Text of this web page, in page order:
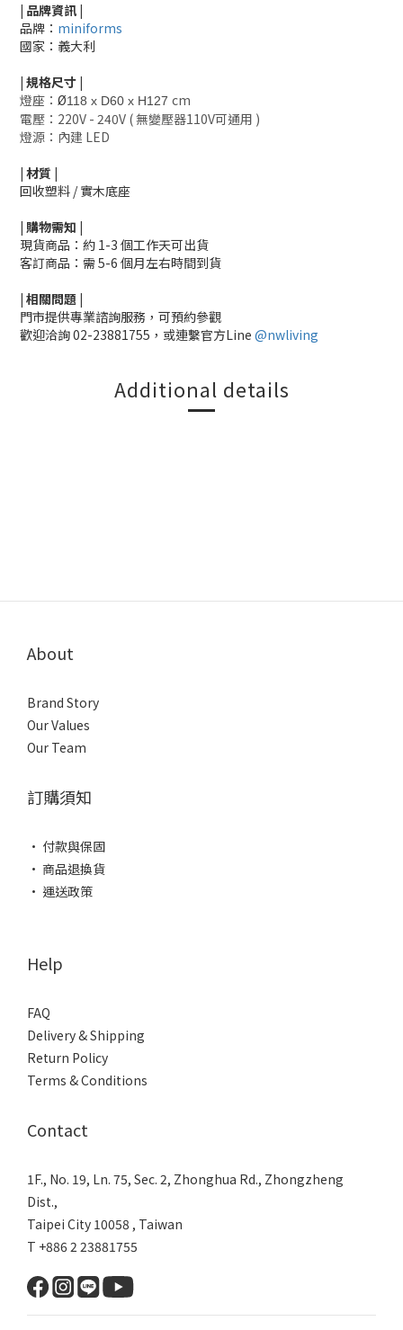
| 品牌資訊 |
品牌： miniforms
國家：義大利
| 規格尺寸 |
燈座： Ø118 x D60 x H127 cm
電壓：220V - 240V ( 無變壓器110V可通用 )
燈源：內建 LED
| 材質 |
回收塑料 / 實木底座
| 購物需知 |
現貨商品：約 1-3 個工作天可出貨
客訂商品：需 5-6 個月左右時間到貨
| 相關問題 |
門市提供專業諮詢服務，可預約參觀
歡迎洽詢 02-23881755，或連繫官方Line @nwliving
Additional details
About
Brand Story
Our Values
Our Team
訂購須知
• 付款與保固
• 商品退換貨
• 運送政策
Help
FAQ
Delivery & Shipping
Return Policy
Terms & Conditions
Contact
1F., No. 19, Ln. 75, Sec. 2, Zhonghua Rd., Zhongzheng
Dist.,
Taipei City 10058 , Taiwan
T +886 2 23881755